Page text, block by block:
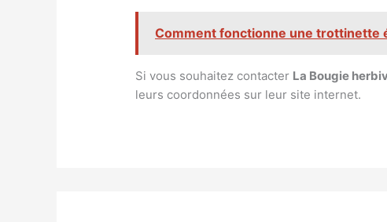
Comment fonctionne une trottinette
Si vous souhaitez contacter La Bougie
leurs coordonnées sur leur site internet.